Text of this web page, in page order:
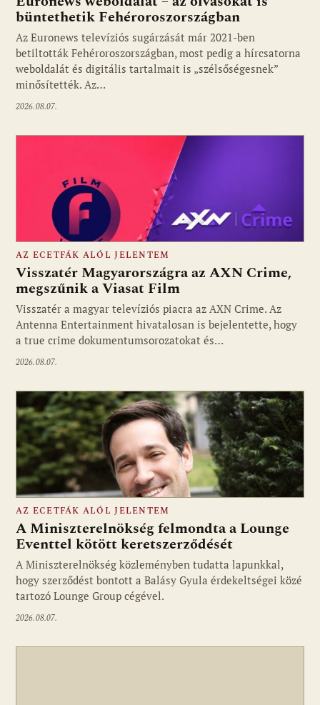
Fotó: media1.hu
büntethetik Fehéroroszországban
Az Euronews televíziós sugárzását már 2021-ben
betiltották Fehéroroszországban, most pedig a hírcsatorna
weboldalát és digitális tartalmait is „szélsőségesnek”
minősítették. Az…
2026.08.07.
Fotó: media1.hu
AZ ECETFÁK ALÓL JELENTEM
Visszatér Magyarországra az AXN Crime,
megszűnik a Viasat Film
Visszatér a magyar televíziós piacra az AXN Crime. Az
Antenna Entertainment hivatalosan is bejelentette, hogy
a true crime dokumentumsorozatokat és…
2026.08.07.
Fotó: media1.hu
AZ ECETFÁK ALÓL JELENTEM
A Miniszterelnökség felmondta a Lounge
Eventtel kötött keretszerződését
A Miniszterelnökség közleményben tudatta lapunkkal,
hogy szerződést bontott a Balásy Gyula érdekeltségei közé
tartozó Lounge Group cégével.
2026.08.07.